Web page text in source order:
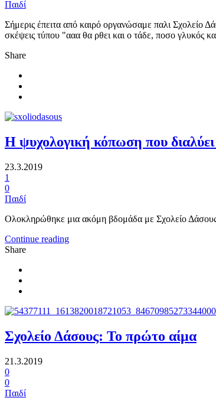
Παιδί
Σήμερις έπειτα από καιρό οργανώσαμε παλι Σχολείο
σκέψεις τύπου "ααα θα ρθει και ο τάδε, ποσο γλυκός
Share
Η ψυχολογική κόπωση που
23.3.2019
1
0
Παιδί
Ολοκληρώθηκε μια ακόμη βδομάδα με Σχολείο
Continue reading
Share
Σχολείο Δάσους: Το πρώτο αίμα
21.3.2019
0
0
Παιδί